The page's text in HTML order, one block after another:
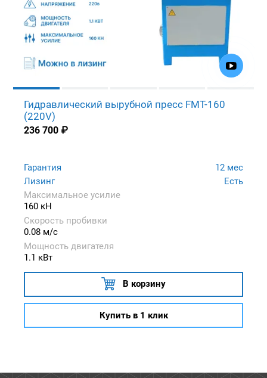
Гидравлический вырубной пресс FMT-160
(220V)
236 700 ₽
Гарантия
12 мес
Лизинг
Есть
Максимальное усилие
160 кН
Скорость пробивки
0.08 м/с
Мощность двигателя
1.1 кВт
В корзину
Купить в 1 клик